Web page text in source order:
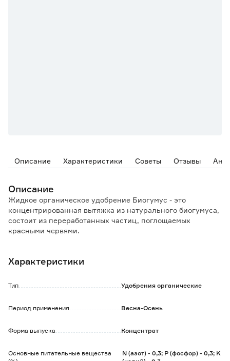
Описание Характеристики Советы Отзывы
Описание
Жидкое органическое удобрение Биогумус - это
концентрированная вытяжка из натурального биогумуса,
состоит из переработанных частиц, поглощаемых
красными червями.
антибиотиков, питательные составы для здорового роста
Продолжительность действия биогумуса более 5 лет, не
Удобрение можно применять с другими видами
Передозировка или обжиг растений невозможен, так как
и добавки.
Характеристики
Тип Удобрения органические
Период применения Весна-Осень
Форма выпуска Концентрат
Основные питательные вещества
N (азот) - 0,3; P (фосфор) - 0,3; K